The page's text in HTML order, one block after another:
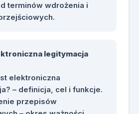
terminów wdrożenia i
legitymacja
elektroniczna
– definicja, cel i funkcje.
przepisów